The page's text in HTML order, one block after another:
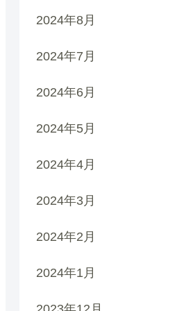
2024年8月
2024年7月
2024年6月
2024年5月
2024年4月
2024年3月
2024年2月
2024年1月